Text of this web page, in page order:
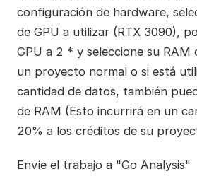
configuración de hardware,
de GPU a utilizar (RTX 3090),
GPU a 2 * y seleccione su RAM
un proyecto normal o si está
cantidad de datos, también
de RAM (Esto incurrirá en un
20% a los créditos de su
Envíe el trabajo a "Go Analysis"